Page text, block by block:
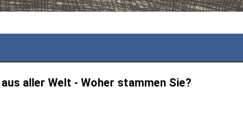
aller Welt - Woher stammen Sie?